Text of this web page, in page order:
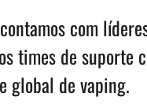
com
times de
global de vaping.